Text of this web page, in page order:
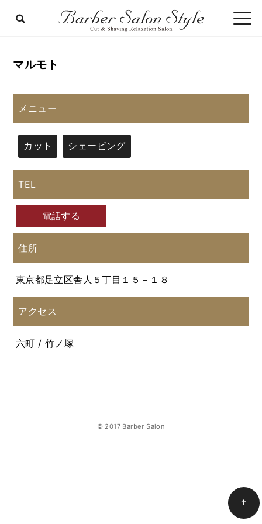
マルモト
メニュー
カット シェービング
TEL
電話する
住所
東京都足立区舎人５丁目１５－１８
アクセス
六町 / 竹ノ塚
© 2017 Barber Salon
↑